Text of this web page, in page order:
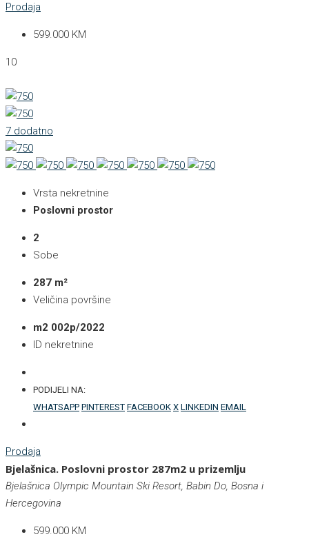
Prodaja
599.000 KM
10
7 dodatno
Vrsta nekretnine
Poslovni prostor
2
Sobe
287 m²
Veličina površine
m2 002p/2022
ID nekretnine
PODIJELI NA:
WHATSAPP PINTEREST FACEBOOK X LINKEDIN EMAIL
Prodaja
Bjelašnica. Poslovni prostor 287m2 u prizemlju
Bjelašnica Olympic Mountain Ski Resort, Babin Do, Bosna i
Hercegovina
599.000 KM